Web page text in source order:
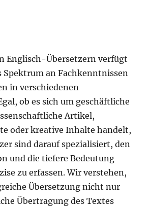
Englisch-Übersetzern verfügt
Spektrum an Fachkenntnissen
in verschiedenen
ob es sich um geschäftliche
Artikel,
oder kreative Inhalte handelt,
sind darauf spezialisiert, den
und die tiefere Bedeutung
zu erfassen. Wir verstehen,
Übersetzung nicht nur
Übertragung des Textes